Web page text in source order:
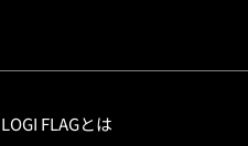
LOGI FLAGとは